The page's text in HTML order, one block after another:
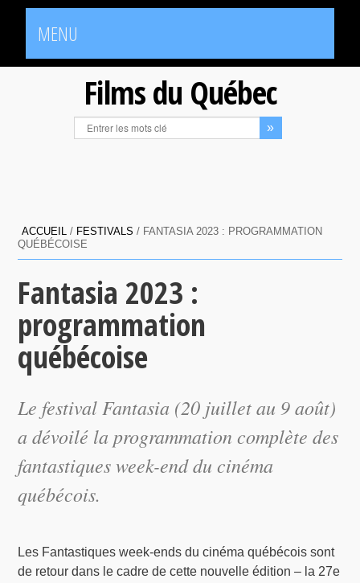
MENU
Films du Québec
ACCUEIL / FESTIVALS / FANTASIA 2023 : PROGRAMMATION
QUÉBÉCOISE
Fantasia 2023 :
programmation
québécoise
Le festival Fantasia (20 juillet au 9 août)
a dévoilé la programmation complète des
fantastiques week-end du cinéma
québécois.
Les Fantastiques week-ends du cinéma québécois sont
de retour dans le cadre de cette nouvelle édition – la 27e